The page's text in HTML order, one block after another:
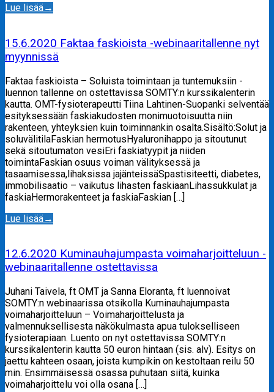
Lue lisää→
15.6.2020 Faktaa faskioista -webinaaritallenne nyt
myynnissä
Faktaa faskioista – Soluista toimintaan ja tuntemuksiin -
luennon tallenne on ostettavissa SOMTY:n kurssikalenterin
kautta. OMT-fysioterapeutti Tiina Lahtinen-Suopanki selventää
esityksessään faskiakudosten monimuotoisuutta niin
rakenteen, yhteyksien kuin toiminnankin osalta.Sisältö:Solut ja
soluvälitilaFaskian hermotusHyaluronihappo ja sitoutunut
sekä sitoutumaton vesiEri faskiatyypit ja niiden
toimintaFaskian osuus voiman välityksessä ja
tasaamisessa,lihaksissa jajänteissäSpastisiteetti, diabetes,
immobilisaatio – vaikutus lihasten faskiaanLihassukkulat ja
faskiaHermorakenteet ja faskiaFaskian […]
Lue lisää→
12.6.2020 Kuminauhajumpasta voimaharjoitteluun -
webinaaritallenne ostettavissa
Juhani Taivela, ft OMT ja Sanna Eloranta, ft luennoivat
SOMTY:n webinaarissa otsikolla Kuminauhajumpasta
voimaharjoitteluun – Voimaharjoittelusta ja
valmennuksellisesta näkökulmasta apua tulokselliseen
fysioterapiaan. Luento on nyt ostettavissa SOMTY:n
kurssikalenterin kautta 50 euron hintaan (sis. alv). Esitys on
jaettu kahteen osaan, joista kumpikin on kestoltaan reilu 50
min. Ensimmäisessä osassa puhutaan siitä, kuinka
voimaharjoittelu voi olla osana […]